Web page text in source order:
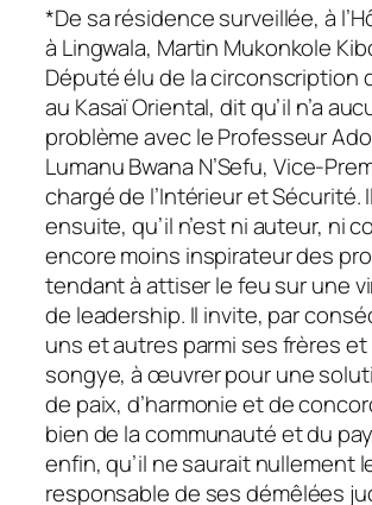
*De sa résidence surveillée, à
à Lingwala, Martin Mukonkole
Député élu de la circonscription
au Kasaï Oriental, dit qu’il n’a
problème avec le Professeur
Lumanu Bwana N’Sefu, Vice-
chargé de l’Intérieur et Sécurité.
ensuite, qu’il n’est ni auteur, ni
encore moins inspirateur des
tendant à attiser le feu sur une
de leadership. Il invite, par
uns et autres parmi ses frères
songye, à œuvrer pour une
de paix, d’harmonie et de
bien de la communauté et du
enfin, qu’il ne saurait nullement
responsable de ses démêlées